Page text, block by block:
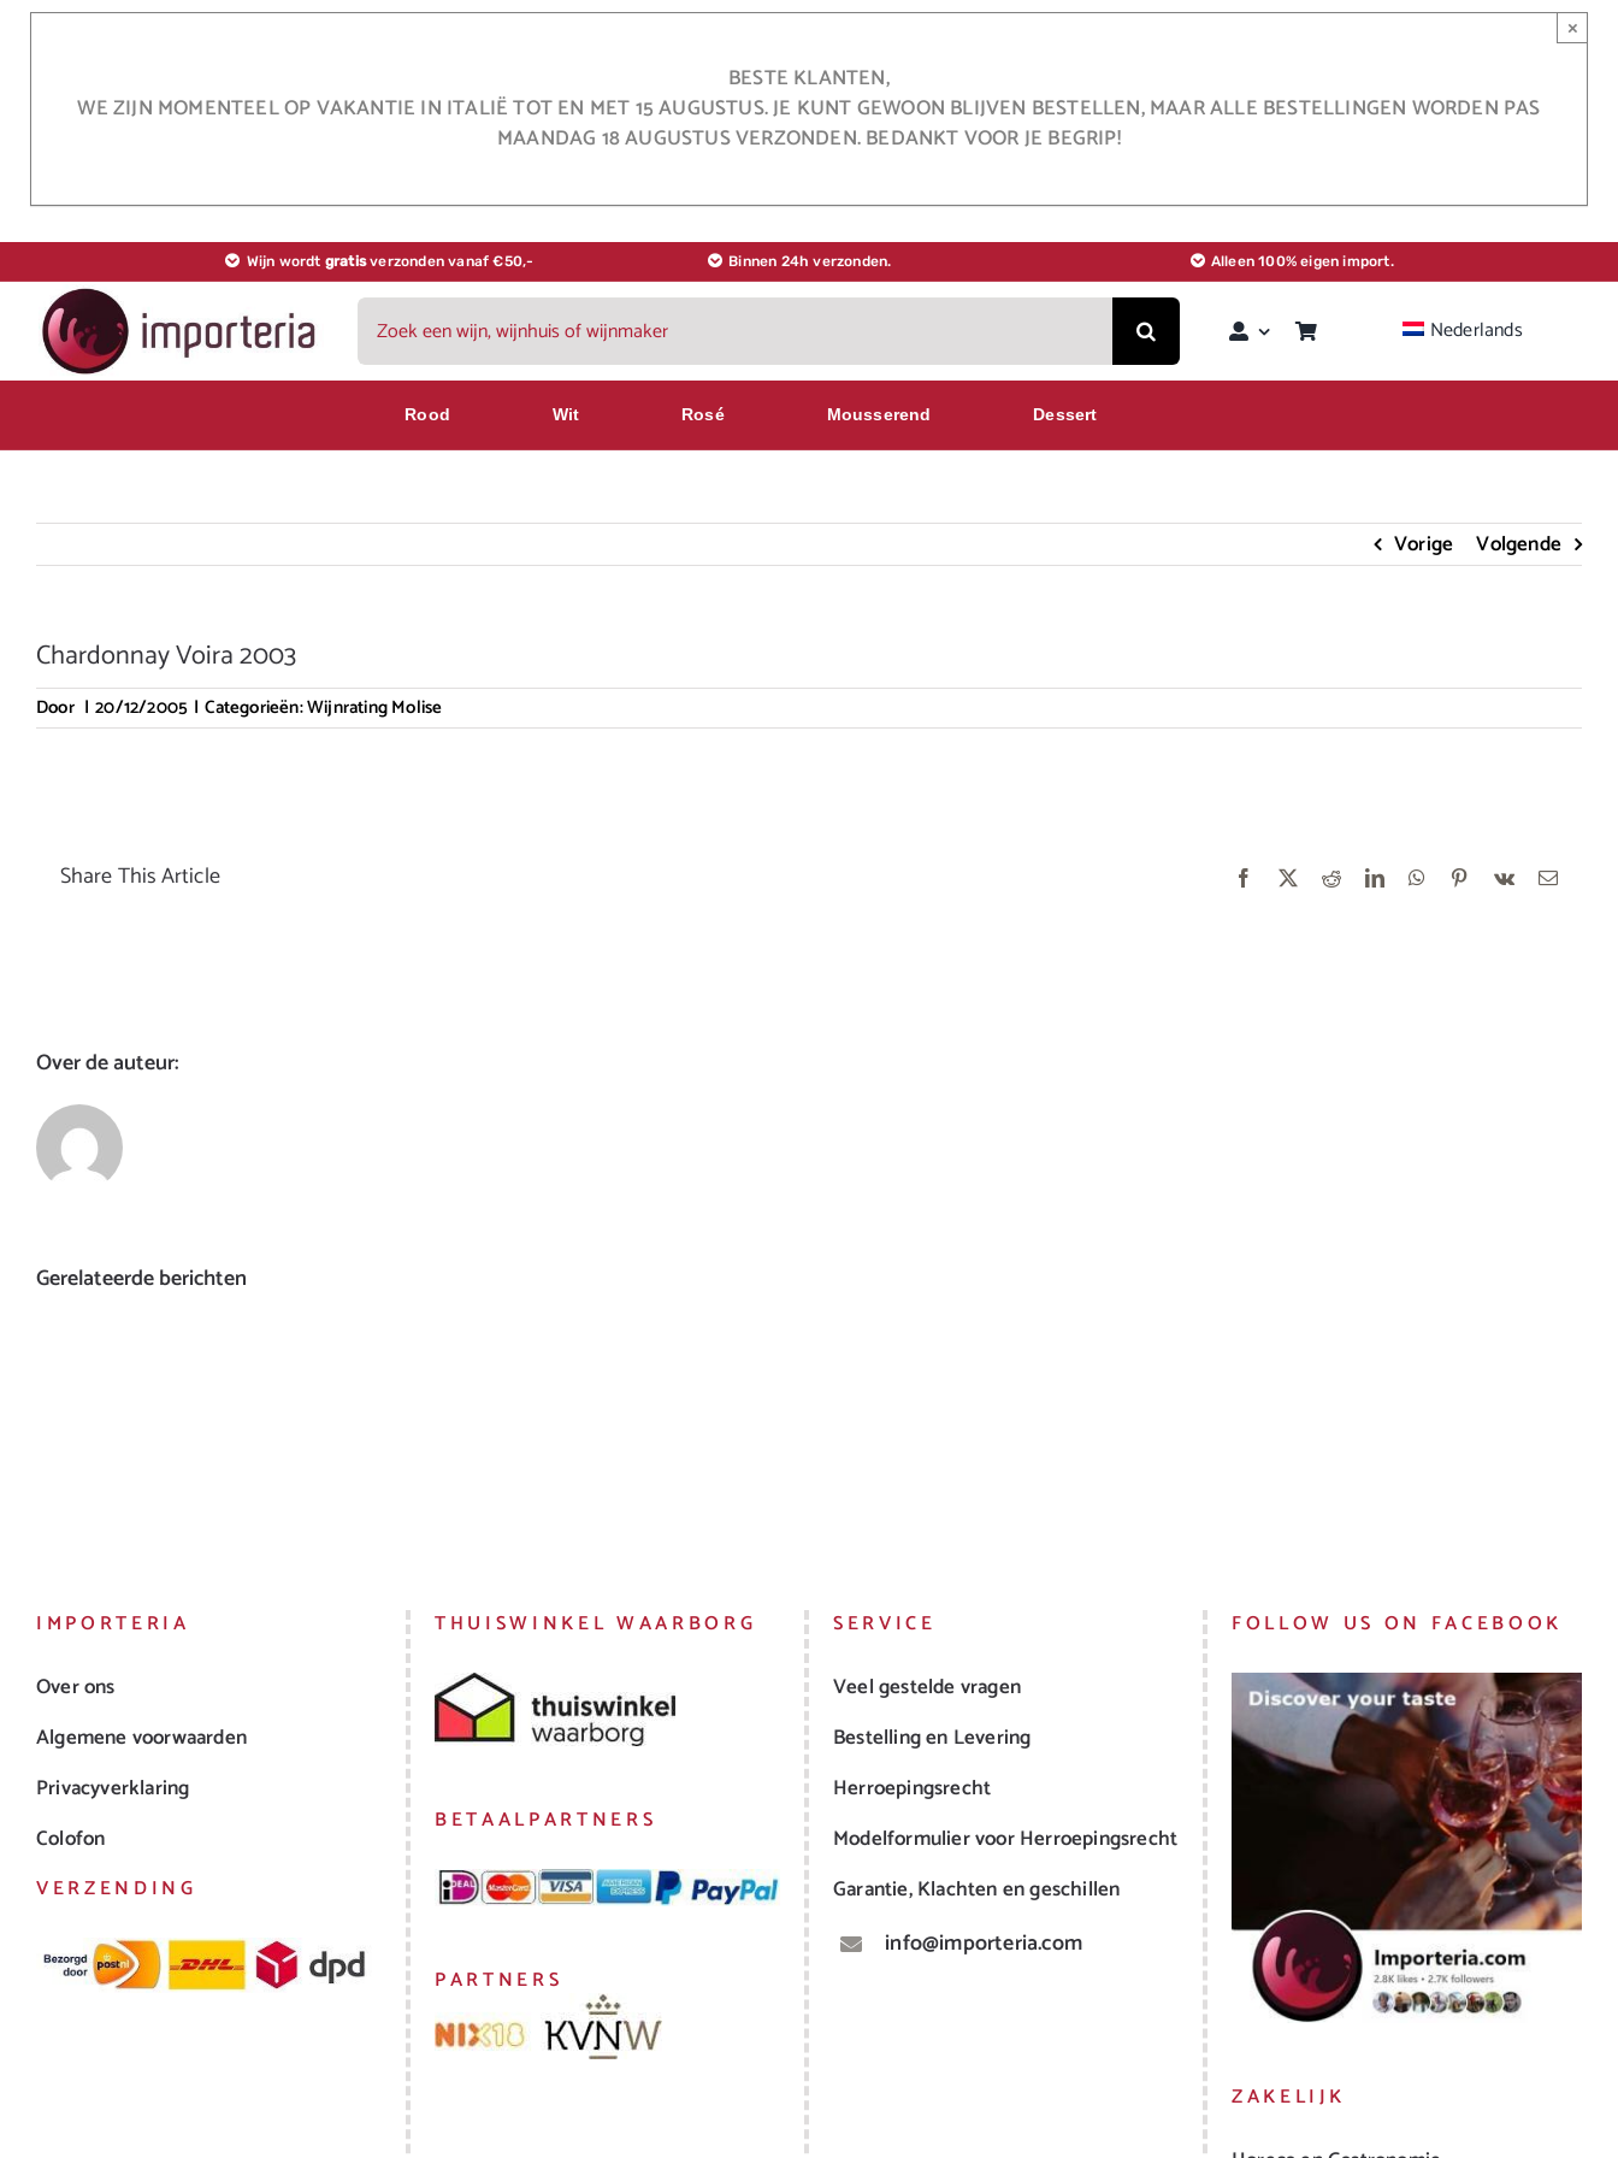
BESTE KLANTEN,
WE ZIJN MOMENTEEL OP VAKANTIE IN ITALIË TOT EN MET 15 AUGUSTUS. JE KUNT GEWOON BLIJVEN BESTELLEN, MAAR ALLE BESTELLINGEN WORDEN PAS
MAANDAG 18 AUGUSTUS VERZONDEN. BEDANKT VOOR JE BEGRIP!
×
Wijn wordt gratisverzonden vanaf €50,- Binnen 24h verzonden. Alleen 100% eigen import.
Zoeken
naar:
Nederlands
Rood Wit Rosé Mousserend Dessert
Vorige Volgende
Chardonnay Voira 2003
Door | 20/12/2005 | Categorieën:Wijnrating Molise
Share This Article Facebook
X RedditLinkedInWhatsApp
Pinterest
Vk
E-
Over de auteur:
Gerelateerde berichten
IMPORTERIA
Over ons
Algemene voorwaarden
Privacyverklaring
Colofon
VERZENDING
THUISWINKEL WAARBORG
BETAALPARTNERS
PARTNERS
SERVICE
Veel gestelde vragen
Bestelling en Levering
Herroepingsrecht
Modelformulier voor Herroepingsrecht
Garantie, Klachten en geschillen
info@importeria.com
FOLLOW US ON FACEBOOK
ZAKELIJK